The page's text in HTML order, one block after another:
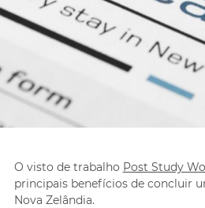
O visto de trabalho Post Study
principais benefícios de concluir
Nova Zelândia.